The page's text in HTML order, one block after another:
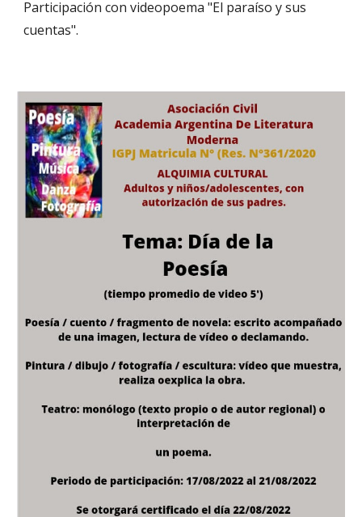
Participación con videopoema "El paraíso y sus
cuentas".